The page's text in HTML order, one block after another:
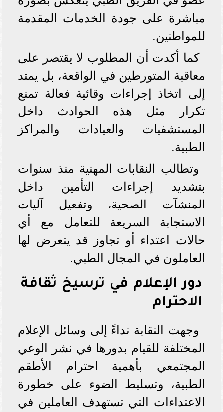
مباشرة على جودة الخدمات المقدمة
للمواطنين.
كما أكدت أن المطلوب لا يقتصر على
معاقبة المتورطين في الواقعة، بل يمتد
إلى اتخاذ إجراءات وقائية فعالة تمنع
تكرار مثل هذه الحوادث داخل
المستشفيات والعيادات والمراكز
الطبية.
وتطالب النقابات المهنية منذ سنوات
بتشديد إجراءات التأمين داخل
المنشآت الصحية، وتفعيل آليات
الاستجابة السريعة للتعامل مع أي
حالات اعتداء أو تجاوز قد يتعرض لها
العاملون في المجال الطبي.
دور الإعلام في ترسيخ ثقافة
الاحترام
وجهت النقابة نداءً إلى وسائل الإعلام
المختلفة للقيام بدورها في نشر الوعي
المجتمعي بأهمية احترام الأطقم
الطبية، وتسليط الضوء على خطورة
الاعتداءات التي تستهدف العاملين في